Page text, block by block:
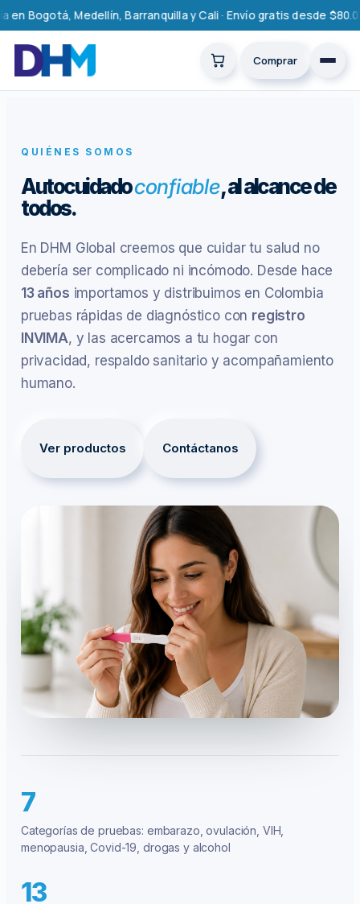
Saltar
al
contenido
Medellín, Barranquilla y Cali · Envío gratis desde
Comprar
QUIÉNES SOMOS
Autocuidadoconfiable, al alcance de
todos.
En DHM Global creemos que cuidar tu salud no
debería ser complicado ni incómodo. Desde hace
13 años importamos y distribuimos en Colombia
pruebas rápidas de diagnóstico con registro
INVIMA, y las acercamos a tu hogar con
privacidad, respaldo sanitario y acompañamiento
humano.
Ver productos Contáctanos
7
Categorías de pruebas: embarazo, ovulación, VIH,
menopausia, Covid-19, drogas y alcohol
13